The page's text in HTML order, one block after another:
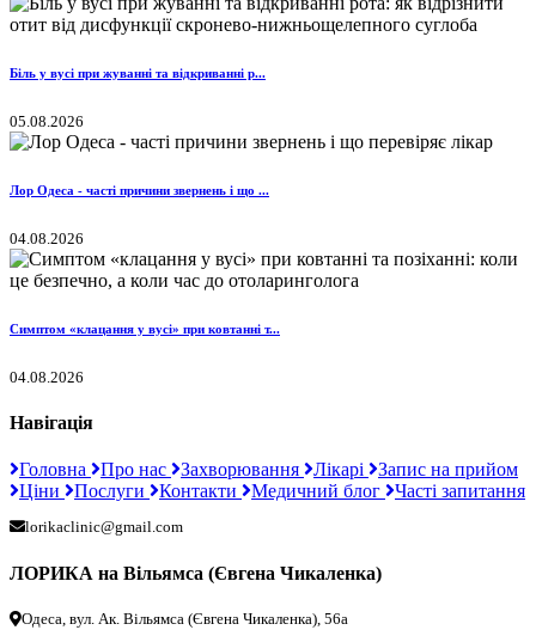
Біль у вусі при жуванні та відкриванні р...
05.08.2026
Лор Одеса - часті причини звернень і що ...
04.08.2026
Симптом «клацання у вусі» при ковтанні т...
04.08.2026
Навігація
Головна Про нас Захворювання Лікарі
Запис на прийом
Ціни
Послуги Контакти Медичний блог Часті запитання
lorikaclinic@gmail.com
ЛОРИКА на Вільямса (Євгена Чикаленка)
Одеса, вул. Ак. Вільямса (Євгена Чикаленка), 56а